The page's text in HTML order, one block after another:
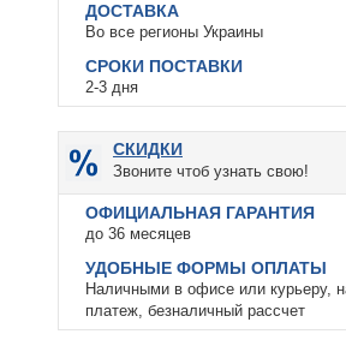
ДОСТАВКА
Во все регионы Украины
СРОКИ ПОСТАВКИ
2-3 дня
СКИДКИ
Звоните чтоб узнать свою!
ОФИЦИАЛЬНАЯ ГАРАНТИЯ
до 36 месяцев
УДОБНЫЕ ФОРМЫ ОПЛАТЫ
Наличными в офисе или курьеру,
платеж, безналичный рассчет